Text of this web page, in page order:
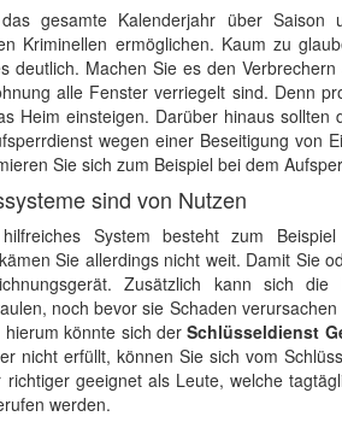
gesamte Kalenderjahr über
Kriminellen ermöglichen. Kaum zu
deutlich. Machen Sie es den
alle Fenster verriegelt sind. Denn
Heim einsteigen. Darüber hinaus
wegen einer Beseitigung von
Sie sich zum Beispiel bei dem
sind von Nutzen
System besteht zum
Sie allerdings nicht weit. Damit Sie
Zusätzlich kann sich
noch bevor sie Schaden
hierum könnte sich derSchlüsseldienst
nicht erfüllt, können Sie sich vom
geeignet als Leute, welche
werden.